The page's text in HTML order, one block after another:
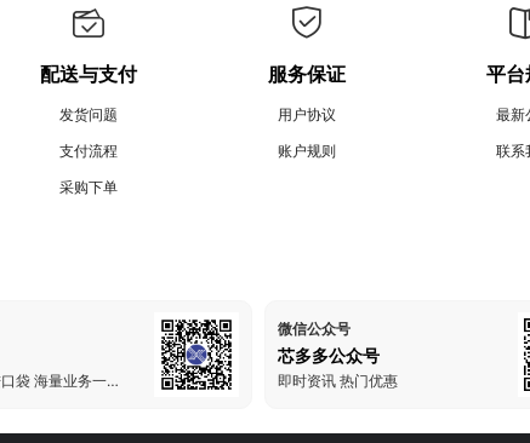
配送与支付
发货问题
支付流程
采购下单
服务保证
用户协议
账户规则
平台
最新
联系
把芯多多装进口袋 海量业务一手掌握
微信公众号
芯多多公众号
即时资讯 热门优惠